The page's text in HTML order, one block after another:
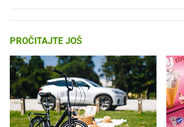
PROČITAJTE JOŠ